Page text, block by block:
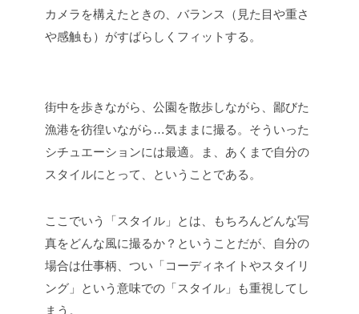
カメラを構えたときの、バランス（見た目や重さ
や感触も）がすばらしくフィットする。
街中を歩きながら、公園を散歩しながら、鄙びた
漁港を彷徨いながら…気ままに撮る。そういった
シチュエーションには最適。ま、あくまで自分の
スタイルにとって、ということである。
ここでいう「スタイル」とは、もちろんどんな写
真をどんな風に撮るか？ということだが、自分の
場合は仕事柄、つい「コーディネイトやスタイリ
ング」という意味での「スタイル」も重視してし
まう。